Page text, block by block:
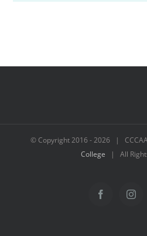
© Copyright 2016 -2026 |
College | All
Facebook